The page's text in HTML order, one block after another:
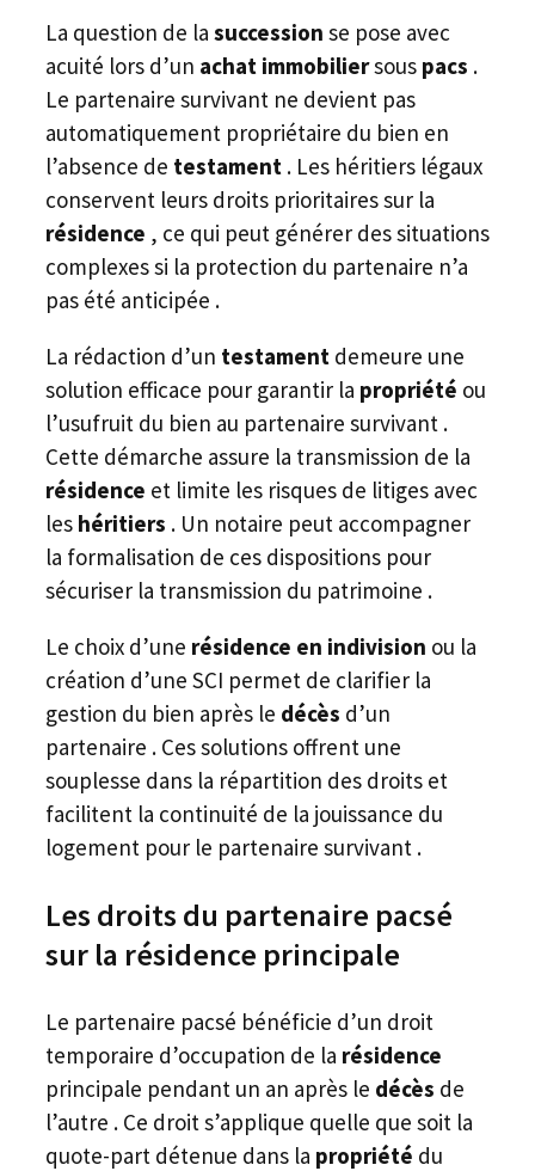
La question de la succession se pose avec
acuité lors d’un achat immobiliersous pacs .
Le partenaire survivant ne devient pas
automatiquement propriétaire du bien en
l’absence de testament . Les héritiers légaux
conservent leurs droits prioritaires sur la
résidence , ce qui peut générer des situations
complexes si la protection du partenaire n’a
pas été anticipée .
La rédaction d’un testament demeure une
solution efficace pour garantir la propriété ou
l’usufruit du bien au partenaire survivant .
Cette démarche assure la transmission de la
résidence et limite les risques de litiges avec
les héritiers . Un notaire peut accompagner
la formalisation de ces dispositions pour
sécuriser la transmission du patrimoine .
Le choix d’une résidence en indivision ou la
création d’une SCI permet de clarifier la
gestion du bien après le décès d’un
partenaire . Ces solutions offrent une
souplesse dans la répartition des droits et
facilitent la continuité de la jouissance du
logement pour le partenaire survivant .
Les droits du partenaire pacsé
sur la résidence principale
Le partenaire pacsé bénéficie d’un droit
temporaire d’occupation de la résidence
principale pendant un an après le décès de
l’autre . Ce droit s’applique quelle que soit la
quote-part détenue dans la propriété du